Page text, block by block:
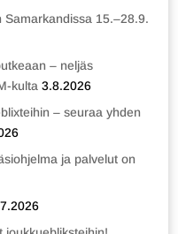
15.–28.9.
– neljäs
kulta 3.8.2026
– seuraa yhden
ja palvelut on